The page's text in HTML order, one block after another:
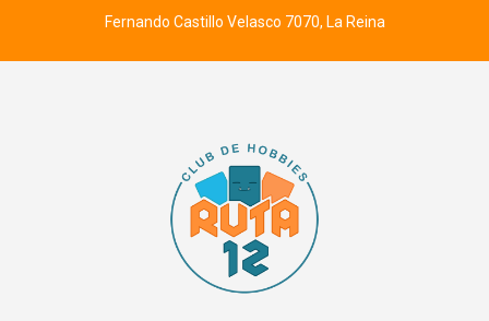
Fernando Castillo Velasco 7070, La Reina